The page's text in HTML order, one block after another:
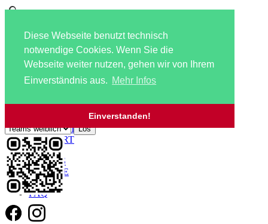
Diese Webseite benutzt technisch
notwendige Cookies. Wenn Sie die
Webseite weiter nutzen, gehen wir von Ihrem
Einverständnis aus. Mehr Infos
Einverstanden!
Navigation überspringen
HOME
KONTAKT
ANFAHRT
JOBS!!!
SCHIRIS
SERVICE
LINKS
FAQ